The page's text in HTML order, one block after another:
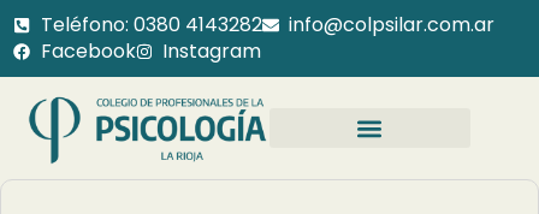
Teléfono: 0380 4143282
info@colpsilar.com.ar
Facebook
Instagram